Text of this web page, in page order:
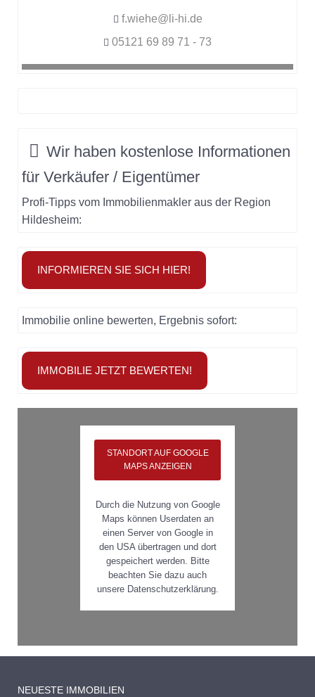
f.wiehe@li-hi.de
05121 69 89 71 - 73
Wir haben kostenlose Informationen
für Verkäufer / Eigentümer
Profi-Tipps vom Immobilienmakler aus der Region
Hildesheim:
INFORMIEREN SIE SICH HIER!
Immobilie online bewerten, Ergebnis sofort:
IMMOBILIE JETZT BEWERTEN!
STANDORT AUF GOOGLE
MAPS ANZEIGEN
Durch die Nutzung von Google
Maps können Userdaten an
einen Server von Google in
den USA übertragen und dort
gespeichert werden. Bitte
beachten Sie dazu auch
unsere Datenschutzerklärung.
NEUESTE IMMOBILIEN